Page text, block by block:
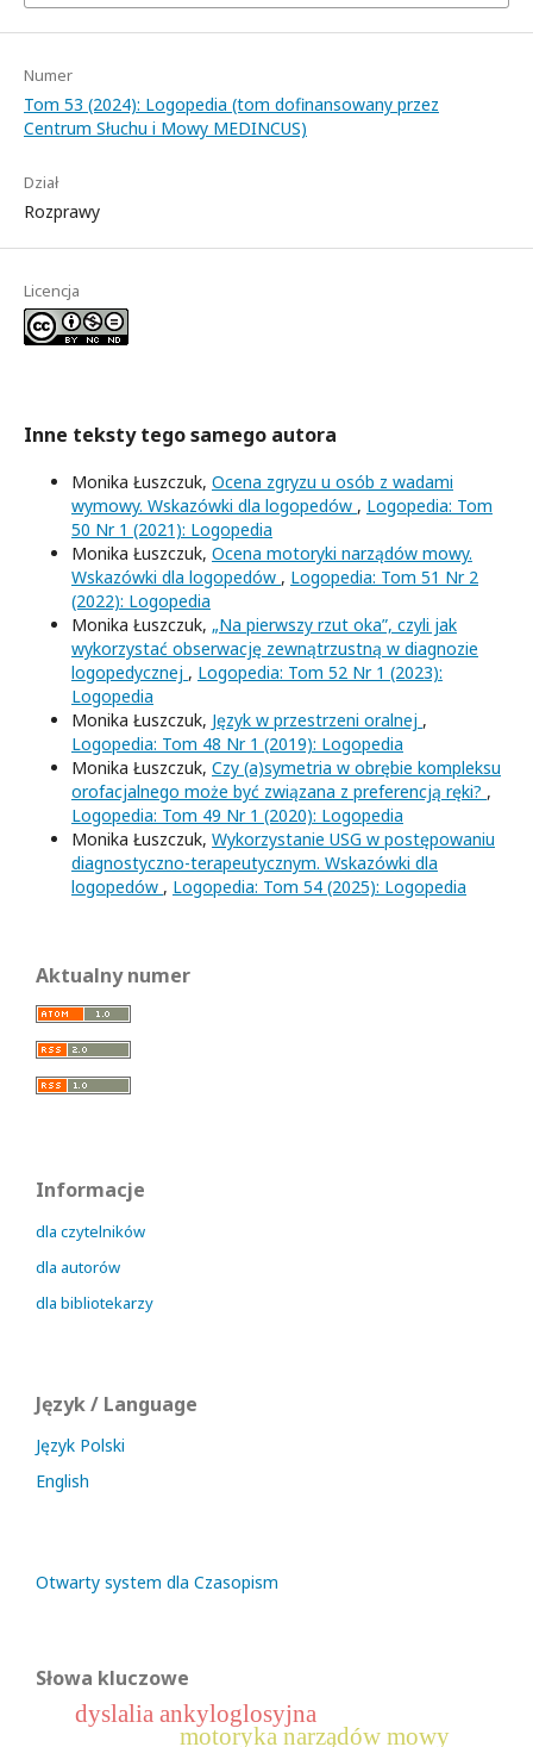
Numer
Tom 53 (2024): Logopedia (tom dofinansowany przez
Centrum Słuchu i Mowy MEDINCUS)
Dział
Rozprawy
Licencja
Inne teksty tego samego autora
Monika Łuszczuk, Ocena zgryzu u osób z wadami
wymowy. Wskazówki dla logopedów , Logopedia: Tom
50 Nr 1 (2021): Logopedia
Monika Łuszczuk, Ocena motoryki narządów mowy.
Wskazówki dla logopedów , Logopedia: Tom 51 Nr 2
(2022): Logopedia
Monika Łuszczuk, „Na pierwszy rzut oka”, czyli jak
wykorzystać obserwację zewnątrzustną w diagnozie
logopedycznej , Logopedia: Tom 52 Nr 1 (2023):
Logopedia
Monika Łuszczuk, Język w przestrzeni oralnej ,
Logopedia: Tom 48 Nr 1 (2019): Logopedia
Monika Łuszczuk, Czy (a)symetria w obrębie kompleksu
orofacjalnego może być związana z preferencją ręki? ,
Logopedia: Tom 49 Nr 1 (2020): Logopedia
Monika Łuszczuk, Wykorzystanie USG w postępowaniu
diagnostyczno-terapeutycznym. Wskazówki dla
logopedów , Logopedia: Tom 54 (2025): Logopedia
Aktualny numer
Informacje
dla czytelników
dla autorów
dla bibliotekarzy
Język / Language
Język Polski
English
Otwarty system dla Czasopism
Słowa kluczowe
motoryka narządów mowy
dyslalia ankyloglosyjna